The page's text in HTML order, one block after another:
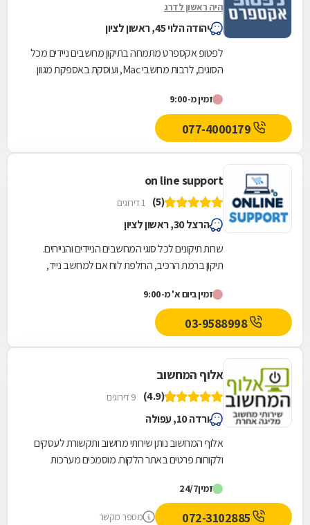
היה ראשון לדרג
יהודה הלוי 45, ראשון לציון
לפטופ אקספרט מתמחה בתיקון מחשבים ניידים מכל
הסוגים, לרבות מחשבי Mac, ועוסקת באספקת מגוון
קשיח,...
זמין מ-9:00
on line support
(5) 1 דירוגים
הרצל 30, ראשון לציון
שרות תיקונים לכל סוגי המחשבים הניידים והנייחים.
תיקון ברמת הרכיב, החלפת לוח אם למחשב נייד,
זמין ביום א' מ-9:00
03-9588998
אלוף המחשוב
(4.9) 9 דירוגים
ורדה 10, עפולה
אלוף המחשוב נותן שירותי מחשוב ותקשורת לעסקים
ולקוחות פרטים באתר הלקוח. מוסמכים מערכות
זמין24/7
מספר מקשר